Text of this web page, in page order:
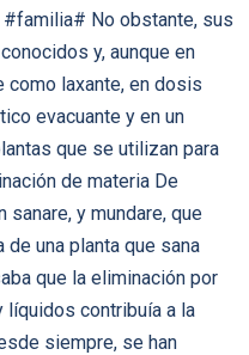
No obstante, sus
y, aunque en
laxante, en dosis
evacuante y en un
que se utilizan para
de materia De
sanare, y mundare, que
una planta que sana
que la eliminación por
contribuía a la
siempre, se han